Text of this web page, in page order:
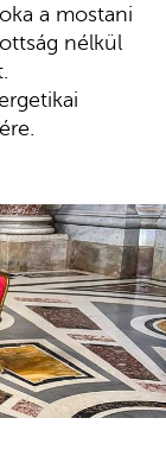
a mostani
nélkül